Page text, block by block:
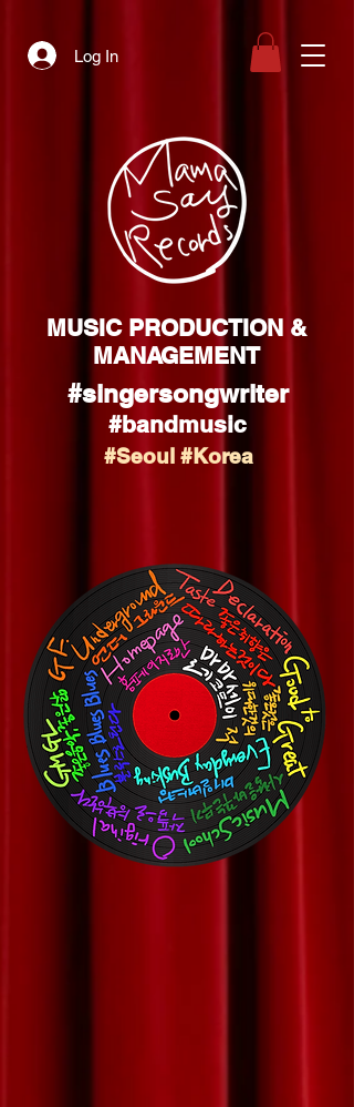
Log In
MUSIC PRODUCTION &
MANAGEMENT
#singersongwriter
#bandmusic
#Seoul #Korea